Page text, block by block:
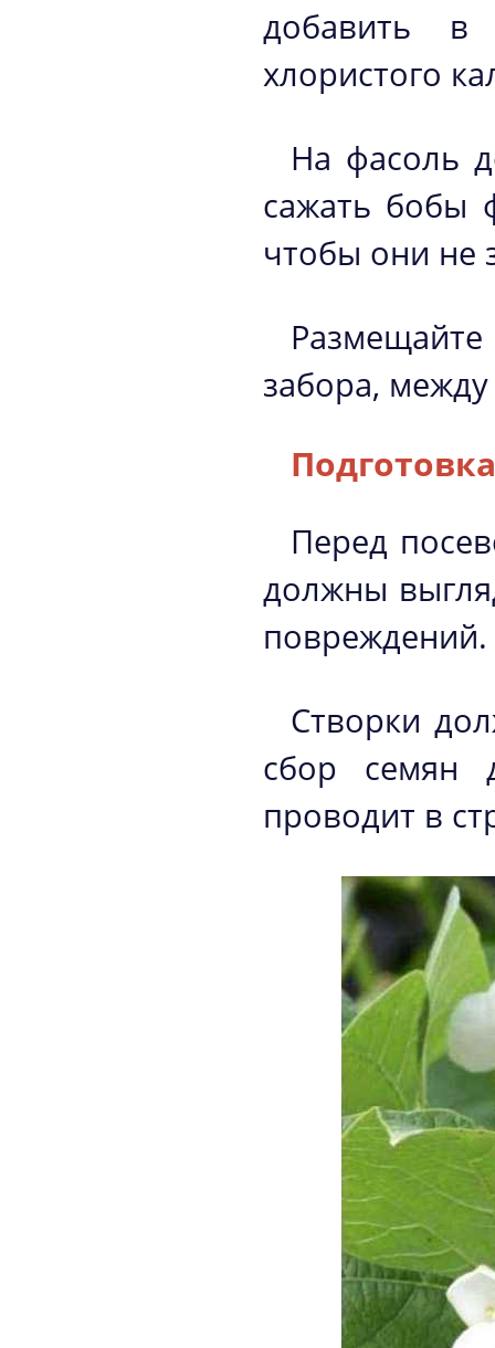
добавить
хлористого
На фасоль
сажать бобы
чтобы они не
забора,
Перед
должны
повреждений.
Створки
сбор семян
проводит в